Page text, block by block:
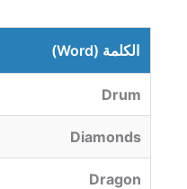
الكلمة (Word)
Drum
Diamonds
Dragon